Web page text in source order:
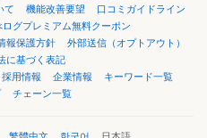
て
機能改善要望
口コミガイドライン
ログプレミアム無料クーポン
報保護方針
外部送信（オプトアウト）
に基づく表記
採用情報 企業情報
キーワード一覧
チェーン一覧